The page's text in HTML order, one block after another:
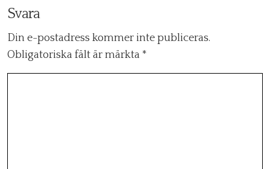
Svara
Din e-postadress kommer inte publiceras.
Obligatoriska fält är märkta *